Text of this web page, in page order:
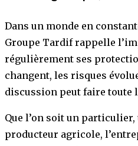
Dans un monde en
Groupe Tardif rappelle
régulièrement ses
changent, les risques
discussion peut faire toute
Que l’on soit un
producteur agricole,